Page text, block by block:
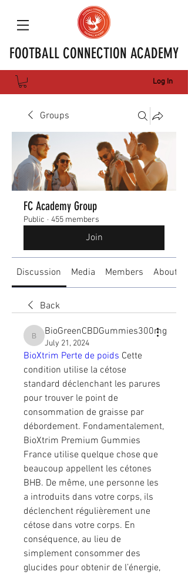
FOOTBALL CONNECTION ACADEMY
Log In
Groups
FC Academy Group
Public · 455 members
Join
Discussion Media Members About
Back
BioGreenCBDGummies300mg
BioGreenCBDGummies300mg
July 21, 2024
BioXtrim Perte de poids Cette
condition utilise la cétose
standard déclenchant les parures
pour trouver le point de
consommation de graisse par
débordement. Fondamentalement,
BioXtrim Premium Gummies
France utilise quelque chose que
beaucoup appellent les cétones
BHB. De même, une personne les
a introduits dans votre corps, ils
déclenchent régulièrement une
cétose dans votre corps. En
conséquence, au lieu de
simplement consommer des
glucides pour obtenir de l’énergie,